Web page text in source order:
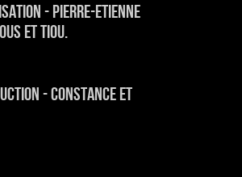
- Pierre-Etienne
et Tiou.
- Constance et